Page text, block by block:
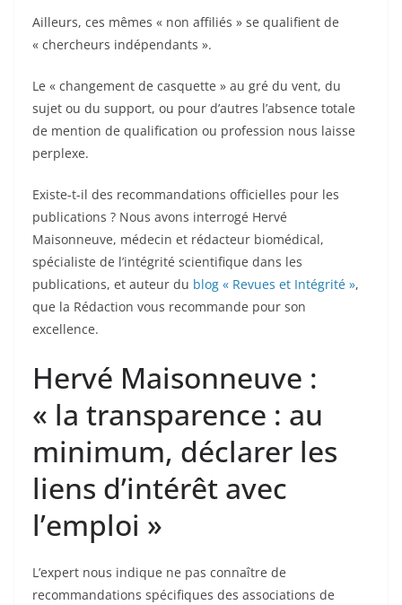
Ailleurs, ces mêmes « non affiliés » se qualifient de
« chercheurs indépendants ».
Le « changement de casquette » au gré du vent, du
sujet ou du support, ou pour d’autres l’absence totale
de mention de qualification ou profession nous laisse
perplexe.
Existe-t-il des recommandations officielles pour les
publications ? Nous avons interrogé Hervé
Maisonneuve, médecin et rédacteur biomédical,
spécialiste de l’intégrité scientifique dans les
publications, et auteur du blog « Revues et Intégrité »,
que la Rédaction vous recommande pour son
excellence.
Hervé Maisonneuve :
« la transparence : au
minimum, déclarer les
liens d’intérêt avec
l’emploi »
L’expert nous indique ne pas connaître de
recommandations spécifiques des associations de